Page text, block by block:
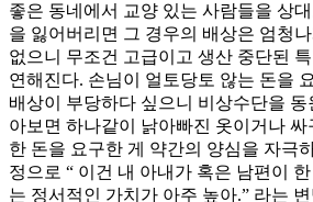
좋은 동네에서 교양 있는 사람들을 상
을 잃어버리면 그 경우의 배상은 엄청
없으니 무조건 고급이고 생산 중단된
연해진다. 손님이 얼토당토 않는 돈을
배상이 부당하다 싶으니 비상수단을
아보면 하나같이 낡아빠진 옷이거나
한 돈을 요구한 게 약간의 양심을 자극
정으로 “ 이건 내 아내가 혹은 남편이
는 정서적인 가치가 아주 높아.” 라는